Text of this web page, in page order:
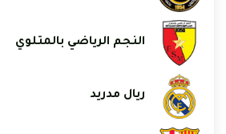
النجم الرياضي بالمتلوي
ريال مدريد